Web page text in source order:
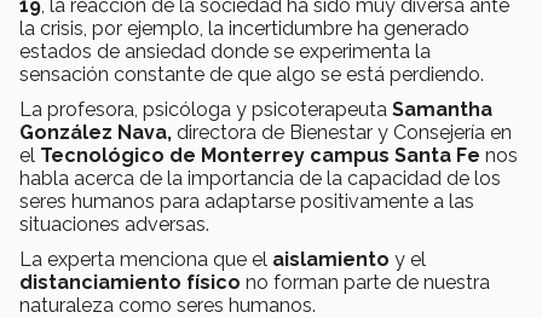
19 , la reacción de la sociedad ha sido muy diversa ante
la crisis, por ejemplo, la incertidumbre ha generado
estados de ansiedad donde se experimenta la
sensación constante de que algo se está perdiendo.
La profesora, psicóloga y psicoterapeuta Samantha
González Nava, directora de Bienestar y Consejería en
el Tecnológico de Monterrey campus Santa Fe nos
habla acerca de la importancia de la capacidad de los
seres humanos para adaptarse positivamente a las
situaciones adversas.
La experta menciona que el aislamiento y el
distanciamiento físico no forman parte de nuestra
naturaleza como seres humanos.